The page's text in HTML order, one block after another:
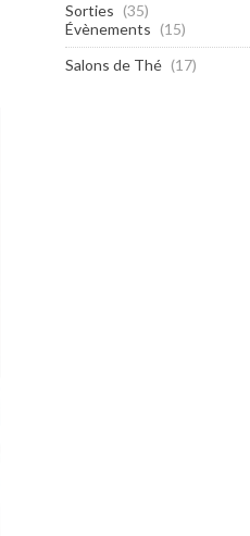
Sorties (35)
Évènements (15)
Salons de Thé (17)